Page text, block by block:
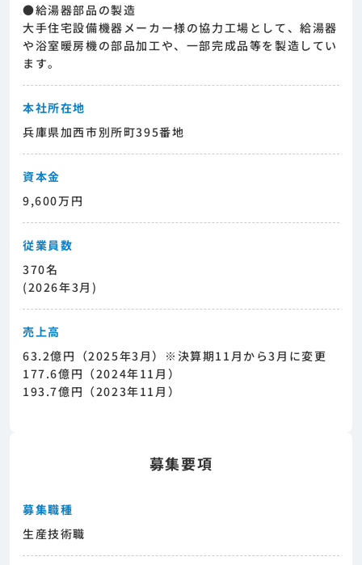
●給湯器部品の製造
大手住宅設備機器メーカー様の協力工場として、給湯器
や浴室暖房機の部品加工や、一部完成品等を製造してい
ます。
本社所在地
兵庫県加西市別所町395番地
資本金
9,600万円
従業員数
370名
(2026年3月)
売上高
63.2億円（2025年3月）※決算期11月から3月に変更
177.6億円（2024年11月）
193.7億円（2023年11月）
募集要項
募集職種
生産技術職